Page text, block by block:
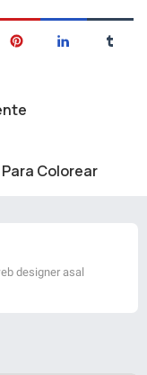
Colorear
designer asal